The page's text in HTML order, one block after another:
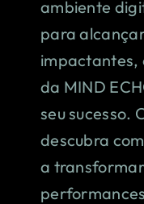
ambiente
para
impactantes,
da MIND
seu sucesso.
descubra
a